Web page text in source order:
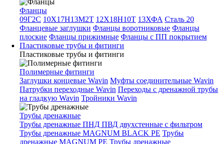
Фланцы
09Г2С 10Х17Н13М2Т 12Х18Н10Т 13ХФА Сталь 20
Фланцевые заглушки Фланцы воротниковые Фланцы
плоские Фланцы прижимные Фланцы с ПП покрытием
Пластиковые трубы и фитинги
Пластиковые трубы и фитинги
Полимерные фитинги
Заглушки концевые Wavin Муфты соединительные Wavin
Патрубки переходные Wavin Переходы с дренажной трубы
на гладкую Wavin Тройники Wavin
Трубы дренажные
Трубы дренажные ПНД ПВД двухстенные с фильтром
Трубы дренажные MAGNUM BLACK PE Трубы
дренажные MAGNUM PE Трубы дренажные